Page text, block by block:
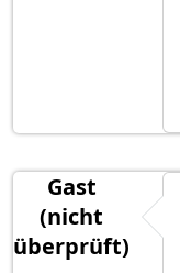
Gast
(nicht
überprüft)